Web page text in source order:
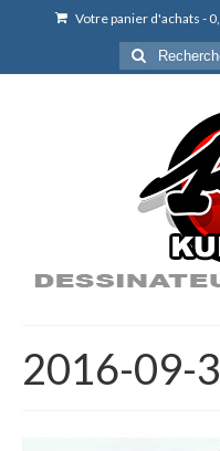
Votre panier d'achats -
Rechercher
:
2016-09-